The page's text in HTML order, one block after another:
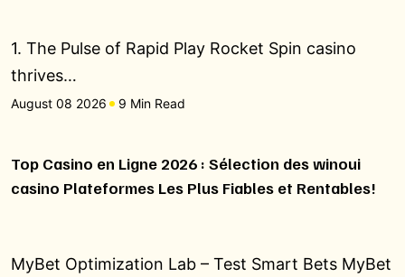
1. The Pulse of Rapid Play Rocket Spin casino
thrives…
August 08 2026 9 Min Read
Top Casino en Ligne 2026 : Sélection des winoui
casino Plateformes Les Plus Fiables et Rentables!
MyBet Optimization Lab – Test Smart Bets MyBet